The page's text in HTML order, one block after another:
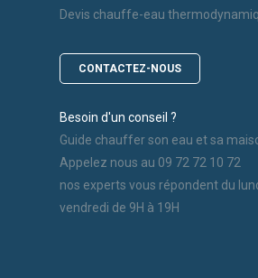
privé ?Devis chauffe-eau
CONTACTEZ-NOUS
Besoin d'un conseil ?
Guide chauffer son eau et sa
Appelez nous au 09 72 72 10 72
nos experts vous répondent du
vendredi de 9H à 19H